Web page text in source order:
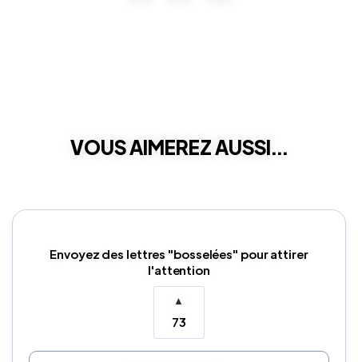
VOUS AIMEREZ AUSSI...
Envoyez des lettres "bosselées" pour attirer
l'attention
▲
73